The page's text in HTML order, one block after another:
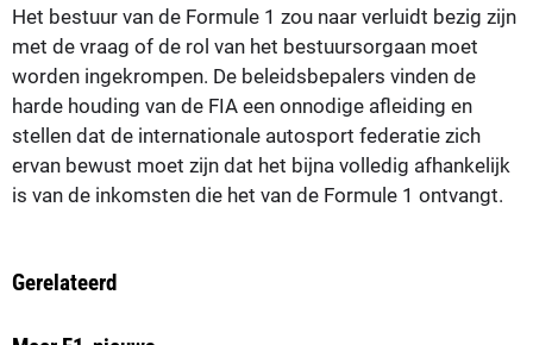
Het bestuur van de Formule 1 zou naar verluidt bezig zijn
met de vraag of de rol van het bestuursorgaan moet
worden ingekrompen. De beleidsbepalers vinden de
harde houding van de FIA een onnodige afleiding en
stellen dat de internationale autosport federatie zich
ervan bewust moet zijn dat het bijna volledig afhankelijk
is van de inkomsten die het van de Formule 1 ontvangt.
Gerelateerd